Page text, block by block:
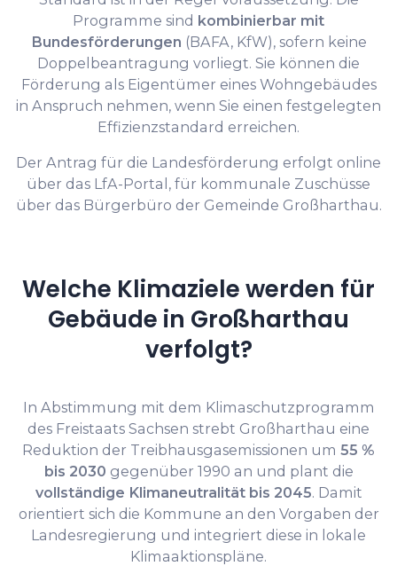
Programme sind kombinierbar mit
Bundesförderungen (BAFA, KfW), sofern keine
Doppelbeantragung vorliegt. Sie können die
Förderung als Eigentümer eines Wohngebäudes
in Anspruch nehmen, wenn Sie einen festgelegten
Effizienzstandard erreichen.
Der Antrag für die Landesförderung erfolgt online
über das LfA-Portal, für kommunale Zuschüsse
über das Bürgerbüro der Gemeinde Großharthau.
Welche Klimaziele werden für
Gebäude in Großharthau
verfolgt?
In Abstimmung mit dem Klimaschutzprogramm
des Freistaats Sachsen strebt Großharthau eine
Reduktion der Treibhausgasemissionen um 55 %
bis 2030 gegenüber 1990 an und plant die
vollständige Klimaneutralität bis 2045. Damit
orientiert sich die Kommune an den Vorgaben der
Landesregierung und integriert diese in lokale
Klimaaktionspläne.